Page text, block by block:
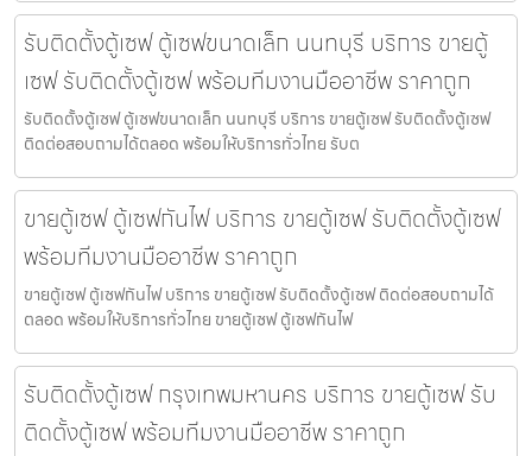
รับติดตั้งตู้เซฟ ตู้เซฟขนาดเล็ก นนทบุรี บริการ ขายตู้
เซฟ รับติดตั้งตู้เซฟ พร้อมทีมงานมืออาชีพ ราคาถูก
รับติดตั้งตู้เซฟ ตู้เซฟขนาดเล็ก นนทบุรี บริการ ขายตู้เซฟ รับติดตั้งตู้เซฟ
ติดต่อสอบถามได้ตลอด พร้อมให้บริการทั่วไทย รับต
ขายตู้เซฟ ตู้เซฟกันไฟ บริการ ขายตู้เซฟ รับติดตั้งตู้เซฟ
พร้อมทีมงานมืออาชีพ ราคาถูก
ขายตู้เซฟ ตู้เซฟกันไฟ บริการ ขายตู้เซฟ รับติดตั้งตู้เซฟ ติดต่อสอบถามได้
ตลอด พร้อมให้บริการทั่วไทย ขายตู้เซฟ ตู้เซฟกันไฟ
รับติดตั้งตู้เซฟ กรุงเทพมหานคร บริการ ขายตู้เซฟ รับ
ติดตั้งตู้เซฟ พร้อมทีมงานมืออาชีพ ราคาถูก